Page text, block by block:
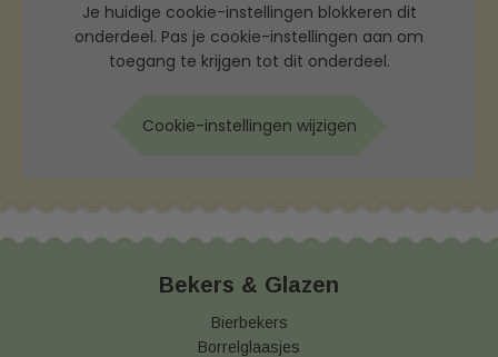
Je huidige cookie-instellingen blokkeren dit
onderdeel. Pas je cookie-instellingen aan om
toegang te krijgen tot dit onderdeel.
Cookie-instellingen wijzigen
Bekers & Glazen
Bierbekers
Borrelglaasjes